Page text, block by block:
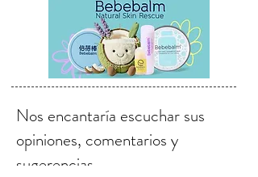
Nos encantaría escuchar sus
opiniones, comentarios y
sugerencias.